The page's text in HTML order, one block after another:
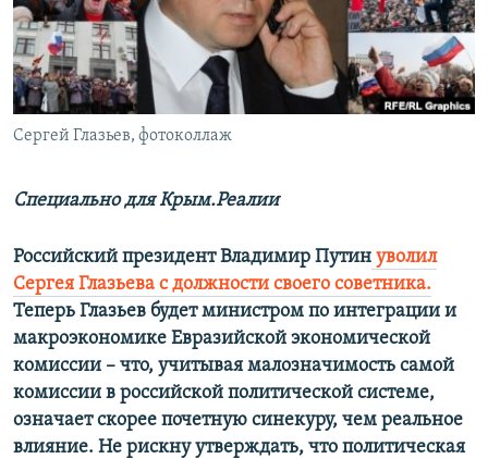
ПОБЕДИТЕЛЕЙ НЕ СУДЯТ?
КРЫМ.НЕПОКОРЕННЫЙ
ELIFBE
УКРАИНСКАЯ ПРОБЛЕМА КРЫМА
ПРИСОЕДИНЯЙТЕСЬ!
Сергей Глазьев, фотоколлаж
Специально для Крым.Реалии
Российский президент Владимир Путин уволил
Сергея Глазьева с должности своего советника.
Теперь Глазьев будет министром по интеграции и
макроэкономике Евразийской экономической
комиссии – что, учитывая малозначимость самой
комиссии в российской политической системе,
означает скорее почетную синекуру, чем реальное
влияние. Не рискну утверждать, что политическая